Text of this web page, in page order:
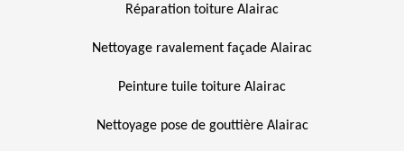
Réparation toiture Alairac
Nettoyage ravalement façade Alairac
Peinture tuile toiture Alairac
Nettoyage pose de gouttière Alairac